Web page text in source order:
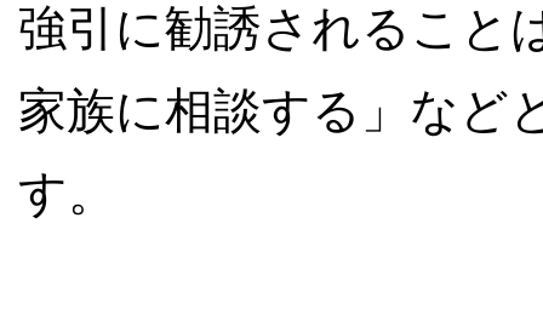
強引に勧誘されること
家族に相談する」など
す。